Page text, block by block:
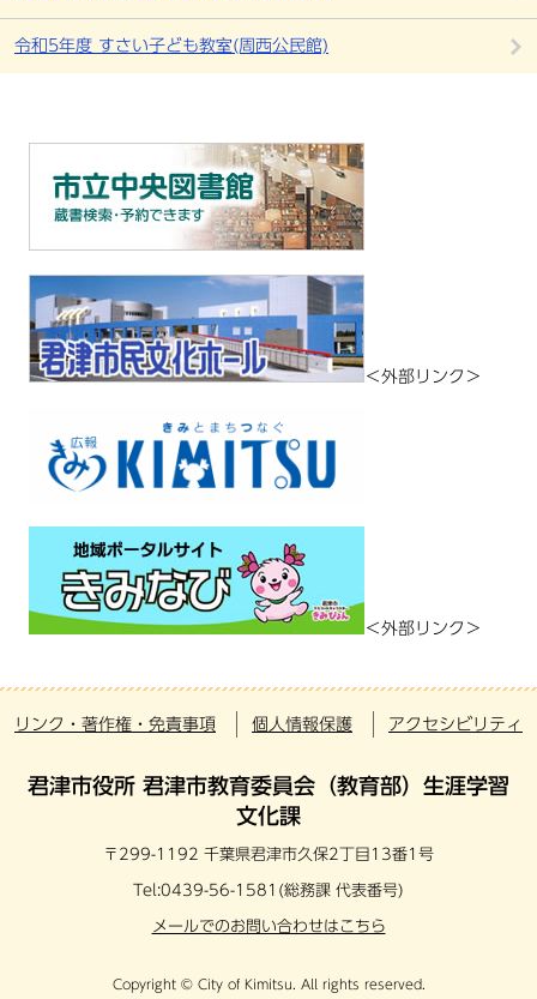
令和5年度 すさい子ども教室(周西公民館)
＜外部リンク＞
＜外部リンク＞
リンク・著作権・免責事項 個人情報保護 アクセシビリティ
君津市役所 君津市教育委員会（教育部）生涯学習
文化課
〒299-1192 千葉県君津市久保2丁目13番1号
Tel:0439-56-1581(総務課 代表番号)
メールでのお問い合わせはこちら
Copyright © City of Kimitsu. All rights reserved.